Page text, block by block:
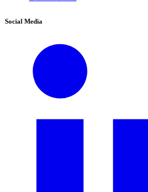
Social Media